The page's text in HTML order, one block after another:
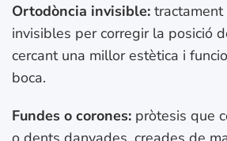
Ortodòncia invisible:
invisibles per corregir la posició
cercant una millor estètica i
boca.
Fundes o corones: pròtesis que